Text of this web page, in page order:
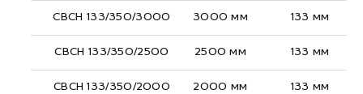
СВСН 133/350/3000 3000 мм 133 мм
СВСН 133/350/2500 2500 мм 133 мм
СВСН 133/350/2000 2000 мм 133 мм